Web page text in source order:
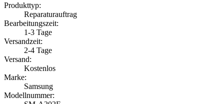
Produkttyp:
Reparaturauftrag
Bearbeitungszeit:
1-3 Tage
Versandzeit:
2-4 Tage
Versand:
Kostenlos
Marke:
Samsung
Modellnummer: